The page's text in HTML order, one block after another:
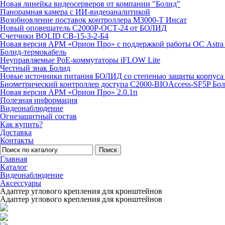
Новая линейка видеосерверов от компании "Болид"
Панорамная камера с ИИ-видеоаналитикой
Возобновление поставок контроллера М3000-Т Инсат
Новый оповещатель С2000Р-ОСТ-24 от БОЛИД
Счетчики BOLID СВ-15-3-2-Б4
Новая версия АРМ «Орион Про» с поддержкой работы ОС
Болид-термокабель
Неуправляемые PoE-коммутаторы iFLOW Lite
Честный знак Болид
Новые источники питания БОЛИД со степенью защиты корпуса
Биометрический контроллер доступа С2000-BIOAccess-SF5P
Новая версия АРМ «Орион Про» 2.0.1п
Полезная информация
Видеонаблюдение
Огнезащитный состав
Как купить?
Доставка
Контакты
Поиск
Главная
Каталог
Видеонаблюдение
Аксессуары
Адаптер углового крепления для кронштейнов
Адаптер углового крепления для кронштейнов